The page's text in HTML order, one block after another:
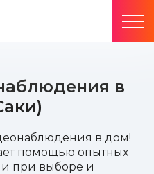
в
в дом!
помощью опытных
при выборе и